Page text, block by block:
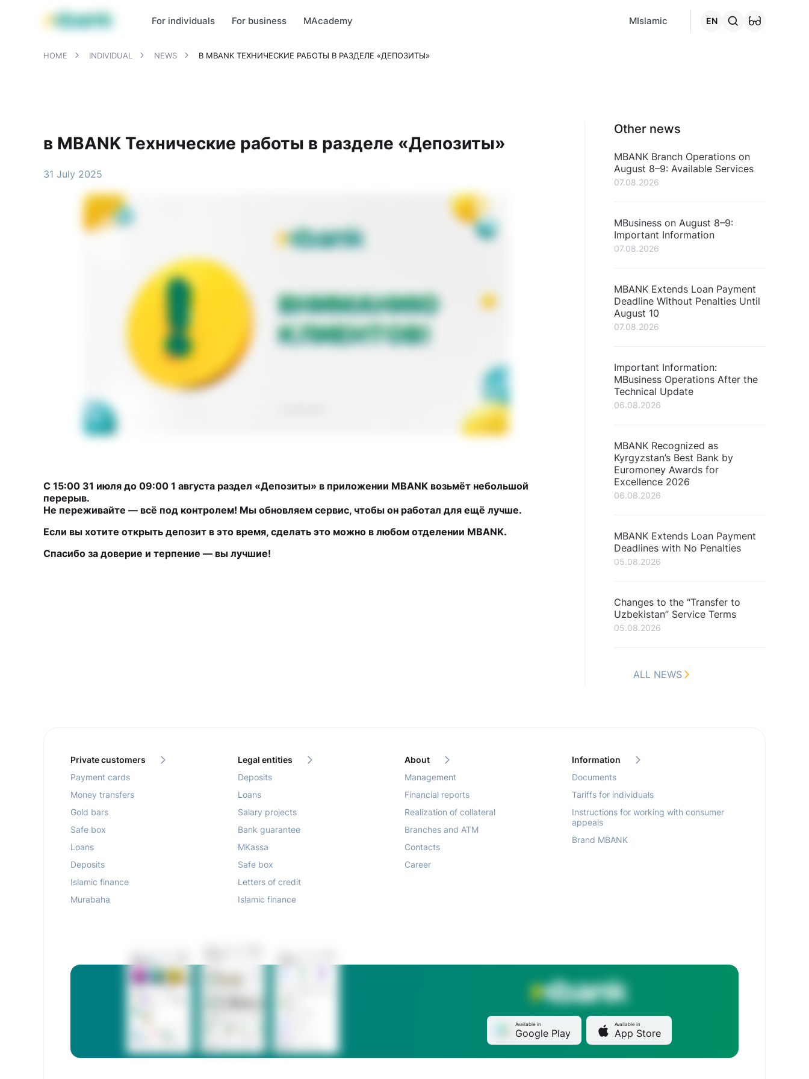
MBANK Products MJunior
For individuals For business MAcademy MIslamic EN
HOME INDIVIDUAL NEWS В MBANK ТЕХНИЧЕСКИЕ РАБОТЫ В РАЗДЕЛЕ «ДЕПОЗИТЫ»
в MBANK Технические работы в разделе «Депозиты»
31 July 2025
С 15:00 31 июля до 09:00 1 августа раздел «Депозиты» в приложении MBANK возьмёт небольшой
перерыв.
Не переживайте — всё под контролем! Мы обновляем сервис, чтобы он работал для ещё лучше.
Если вы хотите открыть депозит в это время, сделать это можно в любом отделении MBANK.
Спасибо за доверие и терпение — вы лучшие!
Other news
MBANK Branch Operations on
August 8–9: Available Services
07.08.2026
MBusiness on August 8–9:
Important Information
07.08.2026
MBANK Extends Loan Payment
Deadline Without Penalties Until
August 10
07.08.2026
Important Information:
MBusiness Operations After the
Technical Update
06.08.2026
MBANK Recognized as
Kyrgyzstan’s Best Bank by
Euromoney Awards for
Excellence 2026
06.08.2026
MBANK Extends Loan Payment
Deadlines with No Penalties
05.08.2026
Changes to the “Transfer to
Uzbekistan” Service Terms
05.08.2026
ALL NEWS
Private customers
Payment cards
Money transfers
Gold bars
Safe box
Loans
Deposits
Islamic finance
Murabaha
Legal entities
Deposits
Loans
Salary projects
Bank guarantee
MKassa
Safe box
Letters of credit
Islamic finance
About
Management
Financial reports
Realization of collateral
Branches and ATM
Contacts
Career
Information
Documents
Tariffs for individuals
Instructions for working with consumer
appeals
Brand MBANK
Available in
Google Play
Available in
App Store